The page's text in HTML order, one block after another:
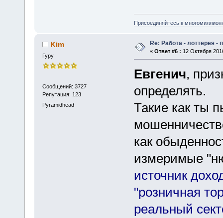
Присоединяйтесь к
Kim
Гуру
Сообщений: 3727
Репутация: 123
Pyramidhead
Re: Работа - лоттерея -
« Ответ #6 : 12 Октября
Евгенич,
определять.
Такие как ты
как
измеримые
источник
"розничная
реальный